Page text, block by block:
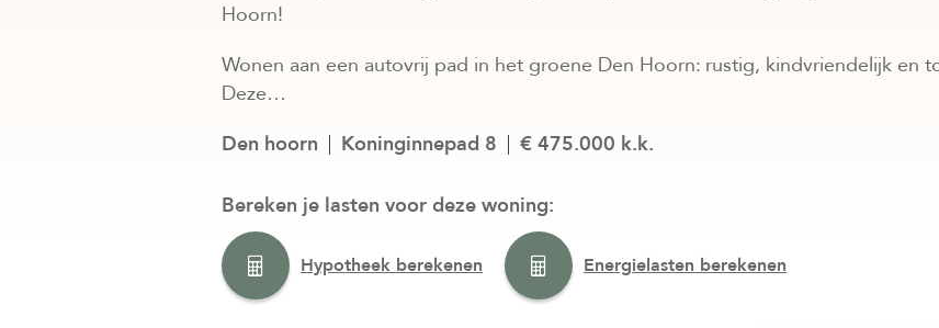
Hoorn!
Wonen aan een autovrij pad in het groene Den Hoorn: rustig, kindvriendelijk en
Deze…
Den hoorn
Koninginnepad 8 € 475.000 k.k.
Bereken je lasten voor deze woning:
Hypotheek berekenen Energielasten berekenen